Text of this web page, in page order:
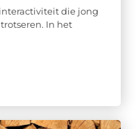
die jong
In het